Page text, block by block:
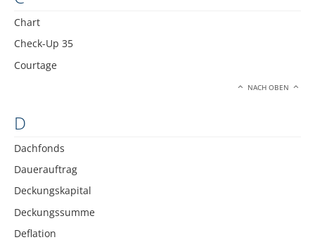
Chart
Check-Up 35
Courtage
NACH OBEN
D
Dachfonds
Dauerauftrag
Deckungskapital
Deckungssumme
Deflation